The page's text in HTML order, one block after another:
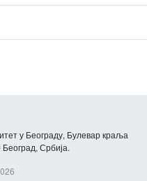
у Београду, Булевар краља
Србија.